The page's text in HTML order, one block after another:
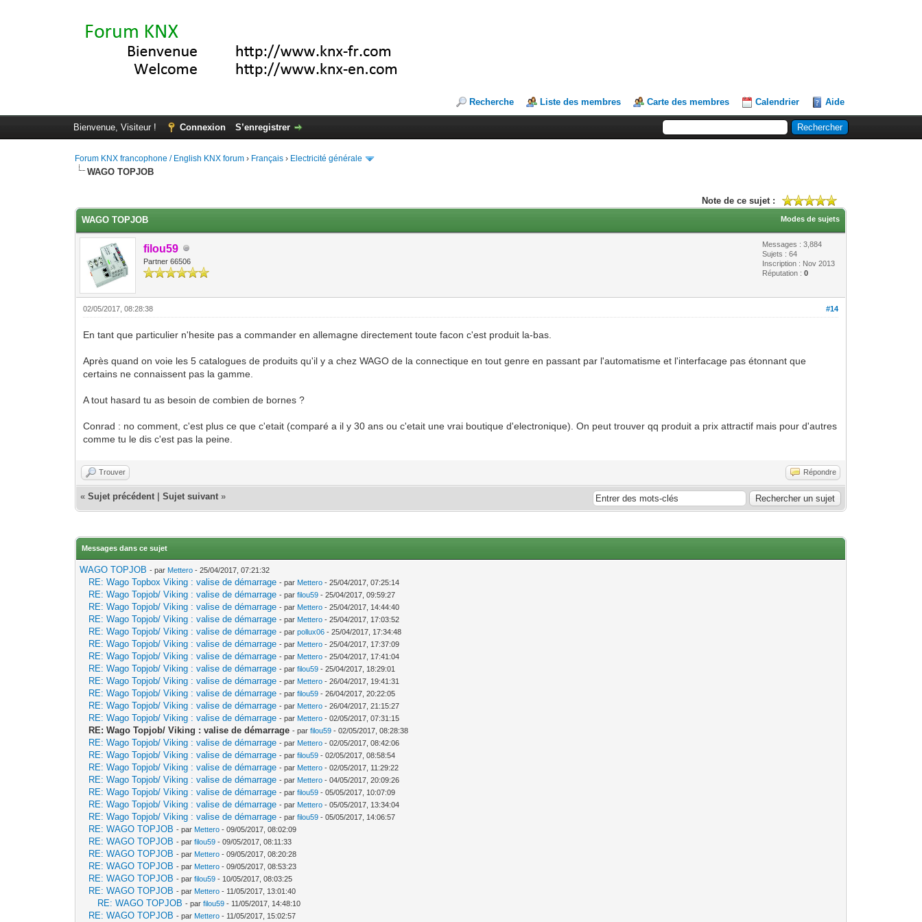
Recherche Liste des membres Carte des membres Calendrier Aide
Bienvenue, Visiteur ! Connexion S’enregistrer
Forum KNX francophone / English KNX forum › Français › Electricité générale
WAGO TOPJOB
Note de ce sujet :
Modes de sujets
WAGO TOPJOB
filou59
Partner 66506
Messages : 3,884
Sujets : 64
Inscription : Nov 2013
Réputation :0
#14
02/05/2017, 08:28:38
En tant que particulier n'hesite pas a commander en allemagne directement toute facon c'est produit la-bas.
Après quand on voie les 5 catalogues de produits qu'il y a chez WAGO de la connectique en tout genre en passant par l'automatisme et l'interfacage pas étonnant que
certains ne connaissent pas la gamme.
A tout hasard tu as besoin de combien de bornes ?
Conrad : no comment, c'est plus ce que c'etait (comparé a il y 30 ans ou c'etait une vrai boutique d'electronique). On peut trouver qq produit a prix attractif mais pour d'autres
comme tu le dis c'est pas la peine.
Trouver Répondre
«Sujet précédent |Sujet suivant »
Messages dans ce sujet
WAGO TOPJOB - par Mettero - 25/04/2017, 07:21:32
RE: Wago Topbox Viking : valise de démarrage - par Mettero - 25/04/2017, 07:25:14
RE: Wago Topjob/ Viking : valise de démarrage - parfilou59 - 25/04/2017, 09:59:27
RE: Wago Topjob/ Viking : valise de démarrage - par Mettero - 25/04/2017, 14:44:40
RE: Wago Topjob/ Viking : valise de démarrage - par Mettero - 25/04/2017, 17:03:52
RE: Wago Topjob/ Viking : valise de démarrage - parpollux06 - 25/04/2017, 17:34:48
RE: Wago Topjob/ Viking : valise de démarrage - par Mettero - 25/04/2017, 17:37:09
RE: Wago Topjob/ Viking : valise de démarrage - par Mettero - 25/04/2017, 17:41:04
RE: Wago Topjob/ Viking : valise de démarrage - parfilou59 - 25/04/2017, 18:29:01
RE: Wago Topjob/ Viking : valise de démarrage - par Mettero - 26/04/2017, 19:41:31
RE: Wago Topjob/ Viking : valise de démarrage - parfilou59 - 26/04/2017, 20:22:05
RE: Wago Topjob/ Viking : valise de démarrage - par Mettero - 26/04/2017, 21:15:27
RE: Wago Topjob/ Viking : valise de démarrage - par Mettero - 02/05/2017, 07:31:15
RE: Wago Topjob/ Viking : valise de démarrage - parfilou59 - 02/05/2017, 08:28:38
RE: Wago Topjob/ Viking : valise de démarrage - par Mettero - 02/05/2017, 08:42:06
RE: Wago Topjob/ Viking : valise de démarrage - parfilou59 - 02/05/2017, 08:58:54
RE: Wago Topjob/ Viking : valise de démarrage - par Mettero - 02/05/2017, 11:29:22
RE: Wago Topjob/ Viking : valise de démarrage - par Mettero - 04/05/2017, 20:09:26
RE: Wago Topjob/ Viking : valise de démarrage - parfilou59 - 05/05/2017, 10:07:09
RE: Wago Topjob/ Viking : valise de démarrage - par Mettero - 05/05/2017, 13:34:04
RE: Wago Topjob/ Viking : valise de démarrage - parfilou59 - 05/05/2017, 14:06:57
RE: WAGO TOPJOB - par Mettero - 09/05/2017, 08:02:09
RE: WAGO TOPJOB - parfilou59 - 09/05/2017, 08:11:33
RE: WAGO TOPJOB - par Mettero - 09/05/2017, 08:20:28
RE: WAGO TOPJOB - par Mettero - 09/05/2017, 08:53:23
RE: WAGO TOPJOB - parfilou59 - 10/05/2017, 08:03:25
RE: WAGO TOPJOB - par Mettero - 11/05/2017, 13:01:40
RE: WAGO TOPJOB - parfilou59 - 11/05/2017, 14:48:10
RE: WAGO TOPJOB - par Mettero - 11/05/2017, 15:02:57